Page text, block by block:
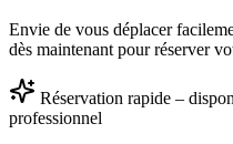
Envie de vous déplacer
dès maintenant pour réserver
Réservation rapide –
professionnel